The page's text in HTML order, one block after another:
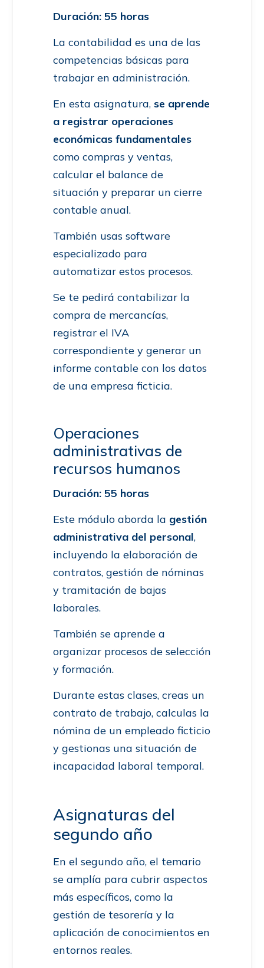
Duración: 55 horas
La contabilidad es una de las
competencias básicas para
trabajar en administración.
En esta asignatura, se aprende
a registrar operaciones
económicas fundamentales
como compras y ventas,
calcular el balance de
situación y preparar un cierre
contable anual.
También usas software
especializado para
automatizar estos procesos.
Se te pedirá contabilizar la
compra de mercancías,
registrar el IVA
correspondiente y generar un
informe contable con los datos
de una empresa ficticia.
Operaciones
administrativas de
recursos humanos
Duración: 55 horas
Este módulo aborda la gestión
administrativa del personal,
incluyendo la elaboración de
contratos, gestión de nóminas
y tramitación de bajas
laborales.
También se aprende a
organizar procesos de selección
y formación.
Durante estas clases, creas un
contrato de trabajo, calculas la
nómina de un empleado ficticio
y gestionas una situación de
incapacidad laboral temporal.
Asignaturas del
segundo año
En el segundo año, el temario
se amplía para cubrir aspectos
más específicos, como la
gestión de tesorería y la
aplicación de conocimientos en
entornos reales.